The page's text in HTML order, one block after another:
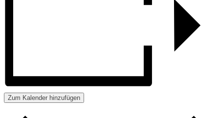
Zum Kalender hinzufügen